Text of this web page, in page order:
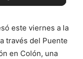
este viernes a la
través del Puente
en Colón, una